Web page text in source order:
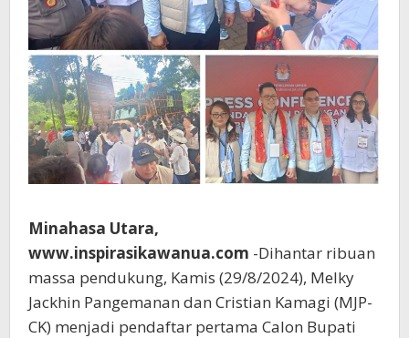
Minahasa Utara,
www.inspirasikawanua.com -Dihantar ribuan
massa pendukung, Kamis (29/8/2024), Melky
Jackhin Pangemanan dan Cristian Kamagi (MJP-
CK) menjadi pendaftar pertama Calon Bupati